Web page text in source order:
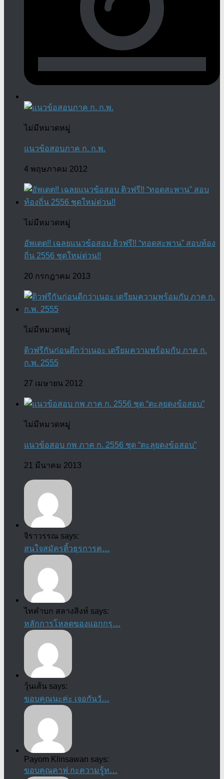
ไม่มีหมวดหมู่
แนวข้อสอบภาค ก. ก.พ.
4 พฤษภาคม 2012
ไม่มีหมวดหมู่
อัพเดต!! เฉลยแนวข้อสอบ ติวฟรี!! “ทอดสะพาน” สอบท้อง
ถิ่น 2556 ชุดใหม่ด่วน!!
20 กรกฎาคม 2013
ไม่มีหมวดหมู่
ติวฟรีกันก่อนดีกว่าเนอะ เตรียมความพร้อมกับ ภาค ก.
ก.พ. 2555
27 เมษายน 2012
ไม่มีหมวดหมู่
แนวข้อสอบ กพ ภาค ก. 2556 ชุด “ตะลุยดงข้อสอบ”
21 มีนาคม 2013
จิราวรรณ says:
สนใจสมัครติ้วธุรการค…
ไทคำบก สลางสิงห์ says:
หลักการโหลดของแอกกรุ…
วุ้นเส้น says:
ขอบคุณนะค่ะ เจอกันวั…
Payom Klinsawan says:
ขอบคุณคาฟ กะความรู้ท…